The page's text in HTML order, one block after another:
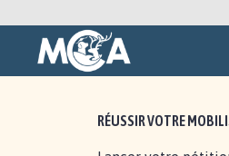
RÉUSSIR VOTRE